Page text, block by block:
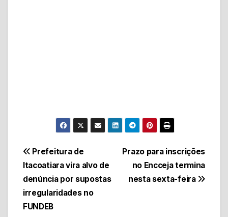
Navegação
de
Post
Prazo para inscrições
no Encceja termina
nesta sexta-feira
Prefeitura de
Itacoatiara vira alvo de
denúncia por supostas
irregularidades no
FUNDEB